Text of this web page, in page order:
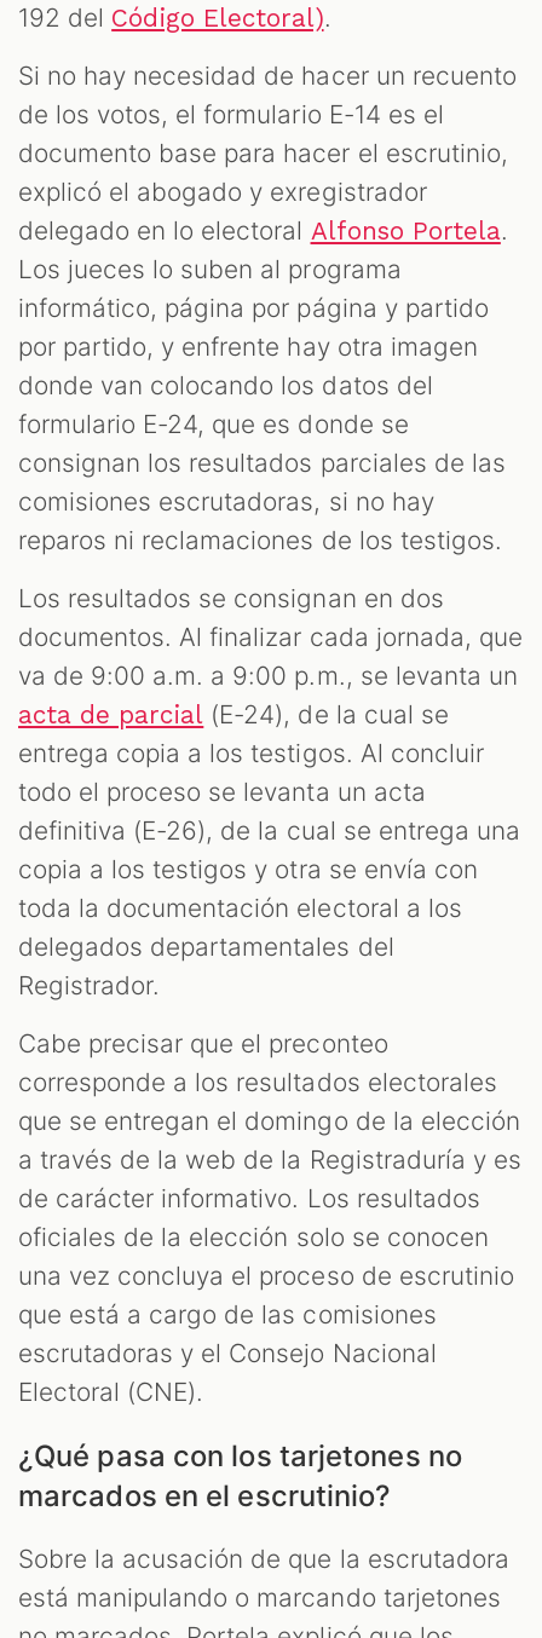
192 del Código Electoral).
Si no hay necesidad de hacer un recuento
de los votos, el formulario E-14 es el
documento base para hacer el escrutinio,
explicó el abogado y exregistrador
delegado en lo electoral Alfonso Portela.
Los jueces lo suben al programa
informático, página por página y partido
por partido, y enfrente hay otra imagen
donde van colocando los datos del
formulario E-24, que es donde se
consignan los resultados parciales de las
comisiones escrutadoras, si no hay
reparos ni reclamaciones de los testigos.
Los resultados se consignan en dos
documentos. Al finalizar cada jornada, que
va de 9:00 a.m. a 9:00 p.m., se levanta un
acta de parcial (E-24), de la cual se
entrega copia a los testigos. Al concluir
todo el proceso se levanta un acta
definitiva (E-26), de la cual se entrega una
copia a los testigos y otra se envía con
toda la documentación electoral a los
delegados departamentales del
Registrador.
Cabe precisar que el preconteo
corresponde a los resultados electorales
que se entregan el domingo de la elección
a través de la web de la Registraduría y es
de carácter informativo. Los resultados
oficiales de la elección solo se conocen
una vez concluya el proceso de escrutinio
que está a cargo de las comisiones
escrutadoras y el Consejo Nacional
Electoral (CNE).
¿Qué pasa con los tarjetones no
marcados en el escrutinio?
Sobre la acusación de que la escrutadora
está manipulando o marcando tarjetones